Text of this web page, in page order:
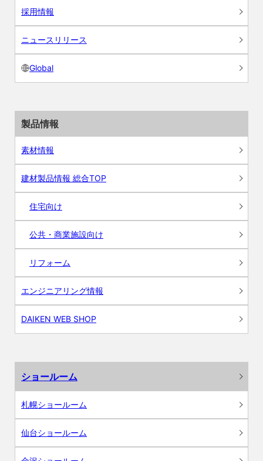
採用情報
ニュースリリース
Global
製品情報
素材情報
建材製品情報 総合TOP
住宅向け
公共・商業施設向け
リフォーム
エンジニアリング情報
DAIKEN WEB SHOP
ショールーム
札幌ショールーム
仙台ショールーム